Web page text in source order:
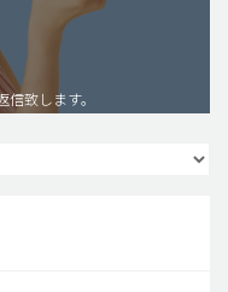
致します。